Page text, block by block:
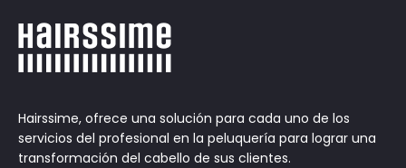
Hairssime, ofrece una solución para cada uno de los
servicios del profesional en la peluquería para lograr una
transformación del cabello de sus clientes.